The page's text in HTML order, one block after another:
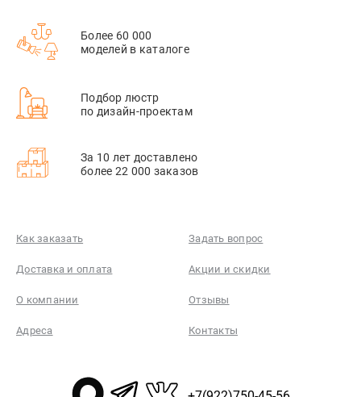
Более 60 000
моделей в каталоге
Подбор люстр
по дизайн-проектам
За 10 лет доставлено
более 22 000 заказов
Как заказать Задать вопрос
Доставка и оплата Акции и скидки
О компании Отзывы
Адреса Контакты